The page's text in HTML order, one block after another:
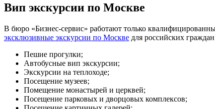
Вип экскурсии по Москве
В бюро «Бизнес-сервис» работают только
эксклюзивные экскурсии по Москве для российских
Пешие прогулки;
Автобусные вип экскурсии;
Экскурсии на теплоходе;
Посещение музеев;
Помещение монастырей и церквей;
Посещение парковых и дворцовых комплексов;